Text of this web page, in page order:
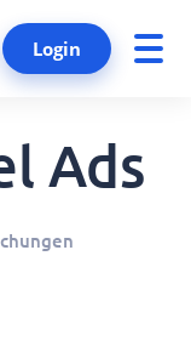
Login
Ads